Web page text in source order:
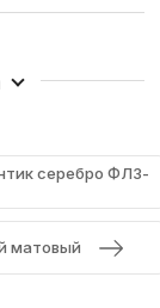
серебро ФЛЗ-
матовый